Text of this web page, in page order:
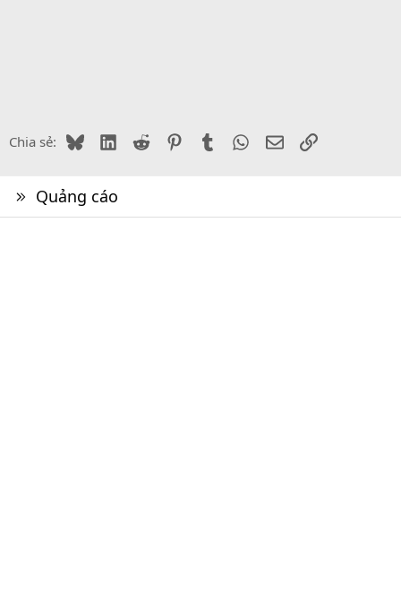
Chia sẻ: BlueskyLinkedIn
Reddit PinterestTumblr WhatsApp
EmailLink
Quảng cáo